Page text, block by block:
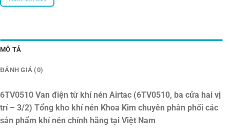
MÔ TẢ
ĐÁNH GIÁ (0)
6TV0510 Van điện từ khí nén Airtac (6TV0510, ba cửa hai vị
trí – 3/2) Tổng kho khí nén Khoa Kim chuyên phân phối các
sản phẩm khí nén chính hãng tại Việt Nam